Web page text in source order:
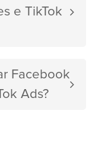
e TikTok
Facebook
Ads?